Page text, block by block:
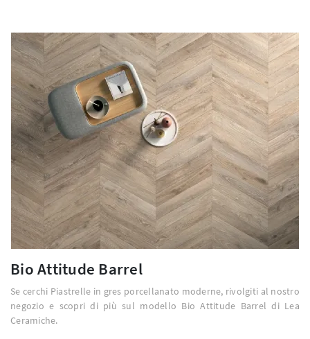
Bio Attitude Barrel
Se cerchi Piastrelle in gres porcellanato moderne, rivolgiti al nostro
negozio e scopri di più sul modello Bio Attitude Barrel di Lea
Ceramiche.